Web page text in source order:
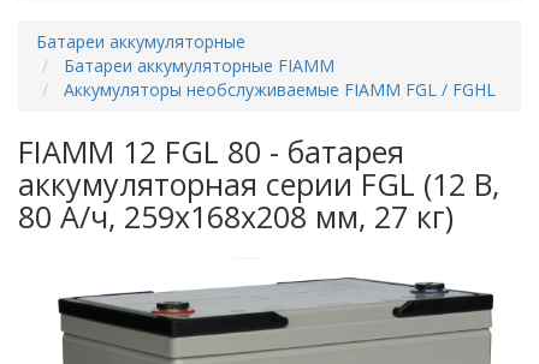
Батареи аккумуляторные
Батареи аккумуляторные FIAMM
Аккумуляторы необслуживаемые FIAMM FGL / FGHL
FIAMM 12 FGL 80 - батарея
аккумуляторная серии FGL (12 В,
80 А/ч, 259x168x208 мм, 27 кг)